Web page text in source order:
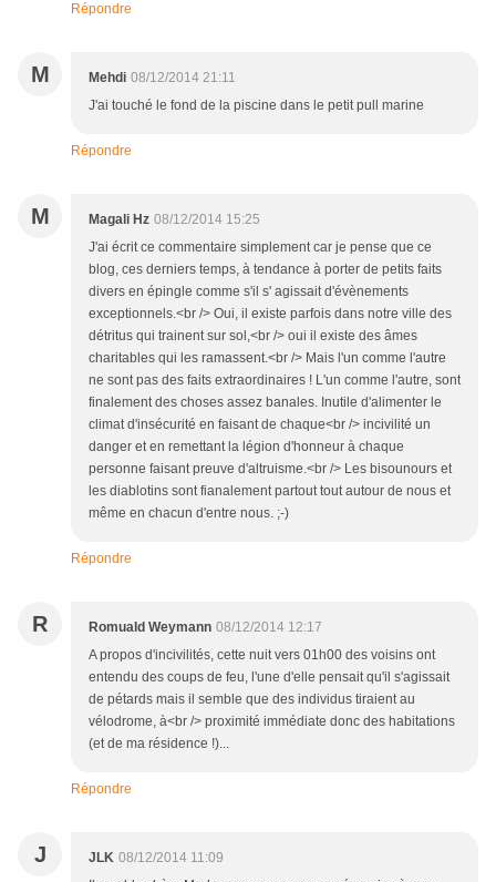
Répondre
M Mehdi 08/12/2014 21:11
J'ai touché le fond de la piscine dans le petit pull marine
Répondre
M Magali Hz 08/12/2014 15:25
J'ai écrit ce commentaire simplement car je pense que ce
blog, ces derniers temps, à tendance à porter de petits faits
divers en épingle comme s'il s' agissait d'évènements
exceptionnels.<br /> Oui, il existe parfois dans notre ville des
détritus qui trainent sur sol,<br /> oui il existe des âmes
charitables qui les ramassent.<br /> Mais l'un comme l'autre
ne sont pas des faits extraordinaires ! L'un comme l'autre, sont
finalement des choses assez banales. Inutile d'alimenter le
climat d'insécurité en faisant de chaque<br /> incivilité un
danger et en remettant la légion d'honneur à chaque
personne faisant preuve d'altruisme.<br /> Les bisounours et
les diablotins sont fianalement partout tout autour de nous et
même en chacun d'entre nous. ;-)
Répondre
R Romuald Weymann 08/12/2014 12:17
A propos d'incivilités, cette nuit vers 01h00 des voisins ont
entendu des coups de feu, l'une d'elle pensait qu'il s'agissait
de pétards mais il semble que des individus tiraient au
vélodrome, à<br /> proximité immédiate donc des habitations
(et de ma résidence !)...
Répondre
J JLK 08/12/2014 11:09